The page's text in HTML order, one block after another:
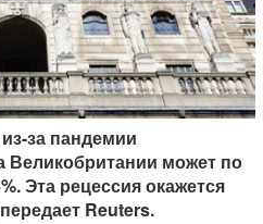
за пандемии
Великобритании может по
Эта рецессия окажется
Reuters.